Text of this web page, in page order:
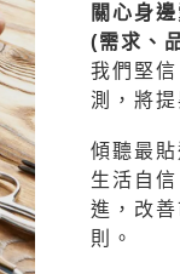
關心身
(需求、
我們堅
測，將提
傾聽最
生活自
進，改
則。